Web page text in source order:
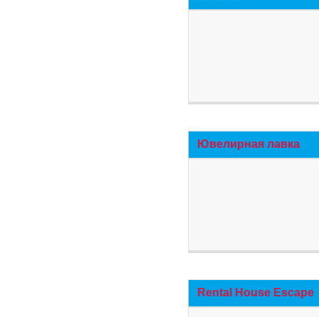
Ювелирная лавка
Rental House Escape